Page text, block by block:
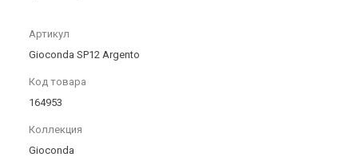
Артикул
Gioconda SP12 Argento
Код товара
164953
Коллекция
Gioconda